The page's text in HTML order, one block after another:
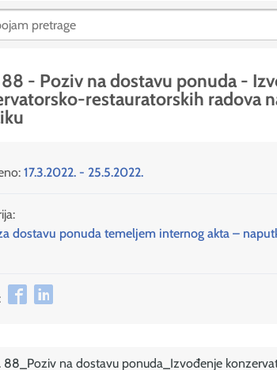
88 - Poziv na dostavu ponuda -
restauratorskih radova
17.3.2022. - 25.5.2022.
dostavu ponuda temeljem internog akta –
88_Poziv na dostavu ponuda_Izvođenje